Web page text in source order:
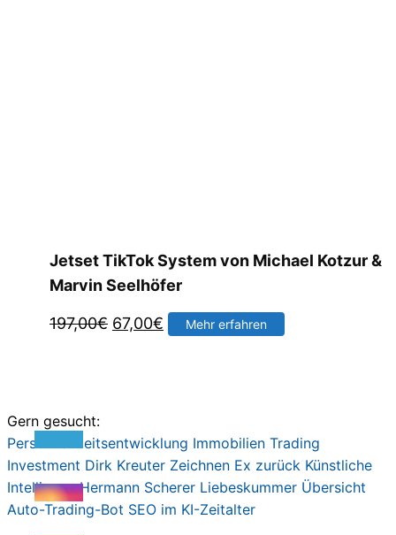
Jetset TikTok System von Michael Kotzur &
Marvin Seelhöfer
197,00€ Ursprünglicher
67,00€ Aktueller
Mehr erfahren
Gern gesucht:
Persönlichkeitsentwicklung Immobilien Trading
Investment Dirk Kreuter Zeichnen Ex zurück Künstliche
Intelligenz Hermann Scherer Liebeskummer Übersicht
Auto-Trading-Bot SEO im KI-Zeitalter